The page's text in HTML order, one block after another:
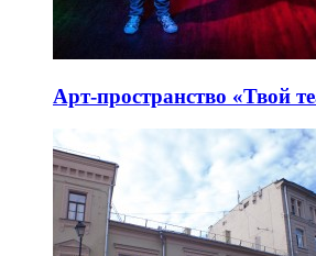
Арт-пространство «Твой